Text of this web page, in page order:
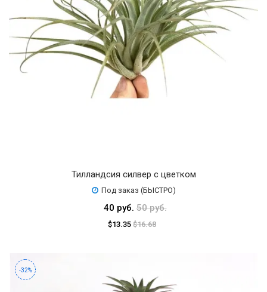
Тилландсия силвер с цветком
Под заказ (БЫСТРО)
40 руб.50 руб.
$13.35 $16.68
-32%